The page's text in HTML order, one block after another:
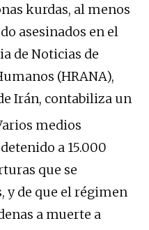
kurdas, al menos
asesinados en el
de Noticias de
(HRANA),
Irán, contabiliza un
medios
a 15.000
que se
y de que el régimen
a muerte a